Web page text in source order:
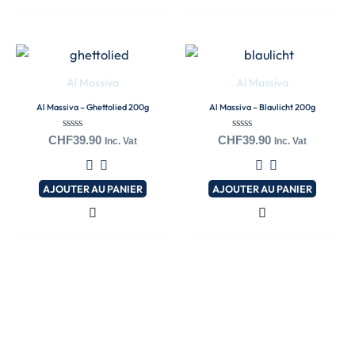
Al Massiva
Al Massiva – Ghettolied 200g
Note
CHF39.90 Inc. Vat
AJOUTER AU PANIER
Al Massiva
Al Massiva – Blaulicht 200g
Note
CHF39.90 Inc. Vat
AJOUTER AU PANIER